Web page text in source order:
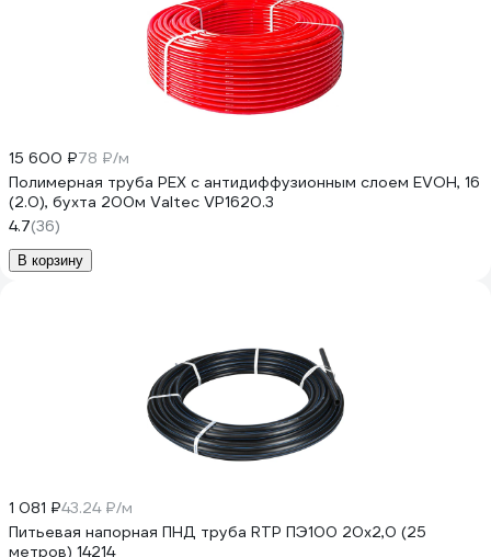
15 600 ₽78 ₽/м
Полимерная труба PEX c антидиффузионным слоем EVOH, 16
(2.0), бухта 200м Valtec VP1620.3
4.7(36)
В корзину
1 081 ₽43.24 ₽/м
Питьевая напорная ПНД труба RTP ПЭ100 20x2,0 (25
метров) 14214